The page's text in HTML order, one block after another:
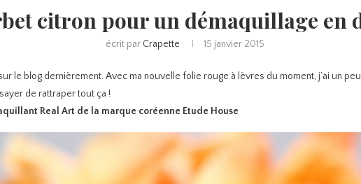
citron pour un démaquillage en
écrit par Crapette 15 janvier 2015
le blog dernièrement. Avec ma nouvelle folie rouge à lèvres du moment, j’ai un
de rattraper tout ça !
Real Art de la marque coréenne Etude House